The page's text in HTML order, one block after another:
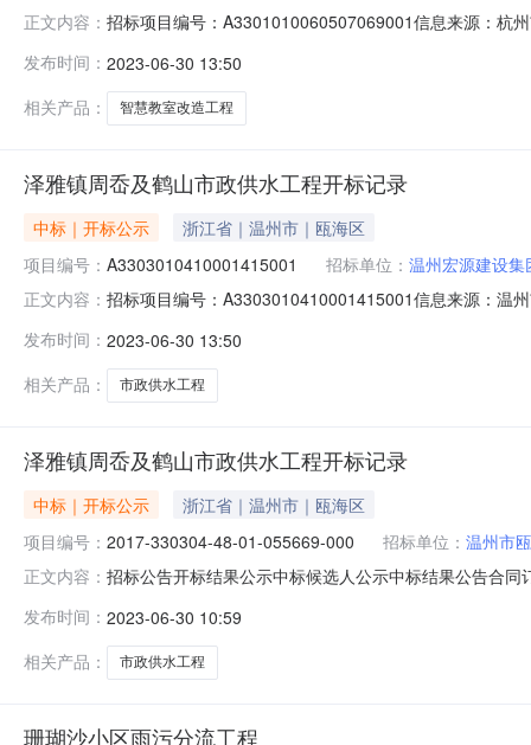
正文内容： 招标项目编号：A3301010060507069001信息来源：杭
2023/06/29；投标人名称：浙江建科建筑特种工程有限
发布时间： 2023-06-30 13:50
相关产品：
智慧教室改造工程
泽雅镇周岙及鹤山市政供水工程开标记录
中标｜开标公示
浙江省｜温州市｜瓯海区
项目编号： A3303010410001415001 招标单位： 温州宏源建设集
正文内容： 招标项目编号：A3303010410001415001信息来源：温
求:符合招标文件要求;保证金金额:100000.00元,投标文
发布时间： 2023-06-30 13:50
相关产品：
市政供水工程
泽雅镇周岙及鹤山市政供水工程开标记录
中标｜开标公示
浙江省｜温州市｜瓯海区
项目编号： 2017-330304-48-01-055669-000 招标单位： 温州市
正文内容： 招标公告开标结果公示中标候选人公示中标结果公告合
招标人:名称:温州市瓯海区泽雅镇人民政府地址:温州市瓯
发布时间： 2023-06-30 10:59
相关产品：
市政供水工程
珊瑚沙小区雨污分流工程